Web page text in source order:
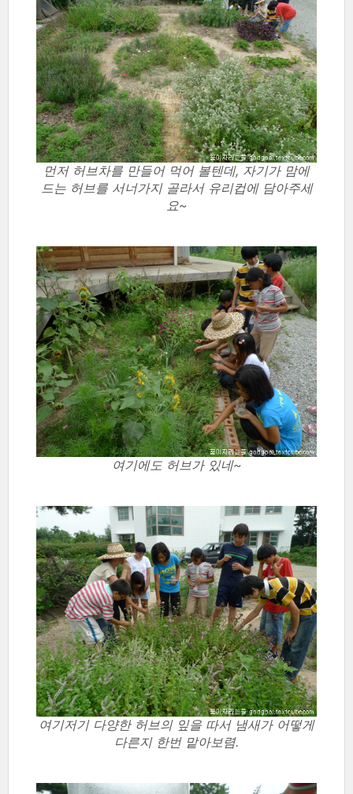
먼저 허브차를 만들어 먹어 볼텐데, 자기가 맘에
드는 허브를 서너가지 골라서 유리컵에 담아주세
요~
여기에도 허브가 있네~
여기저기 다양한 허브의 잎을 따서 냄새가 어떻게
다른지 한번 맡아보렴.